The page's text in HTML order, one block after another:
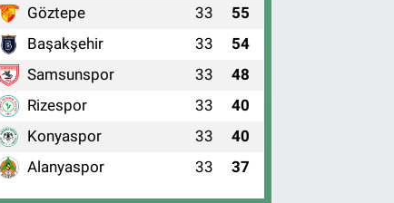
Göztepe 33 55
Başakşehir 33 54
Samsunspor 33 48
Rizespor 33 40
Konyaspor 33 40
Alanyaspor 33 37